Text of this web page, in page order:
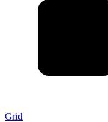
Grid